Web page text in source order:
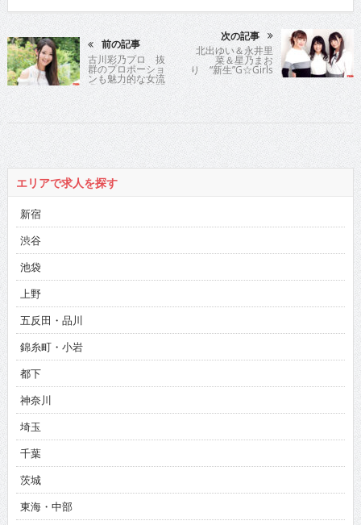
前の記事
古川彩乃プロ 抜
群のプロポーショ
ンも魅力的な女流
雀士は「麻雀格闘
倶楽部」への参戦
で注目度も急上昇
次の記事
北出ゆい＆永井里
菜＆星乃まお
り “新生”G☆Girls
ニューシングルを
リリース
エリアで求人を探す
新宿
渋谷
池袋
上野
五反田・品川
錦糸町・小岩
都下
神奈川
埼玉
千葉
茨城
東海・中部